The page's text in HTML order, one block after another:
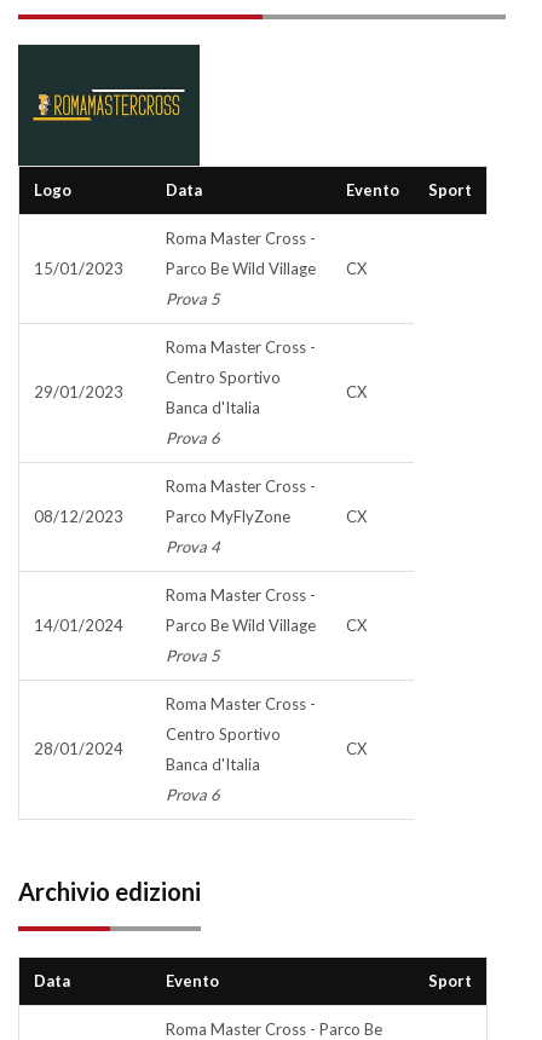
Logo Data Evento Sport
15/01/2023
Roma Master Cross -
Parco Be Wild Village
Prova 5
CX
29/01/2023
Roma Master Cross -
Centro Sportivo
Banca d'Italia
Prova 6
CX
08/12/2023
Roma Master Cross -
Parco MyFlyZone
Prova 4
CX
14/01/2024
Roma Master Cross -
Parco Be Wild Village
Prova 5
CX
28/01/2024
Roma Master Cross -
Centro Sportivo
Banca d'Italia
Prova 6
CX
Archivio edizioni
Data Evento Sport
Roma Master Cross - Parco Be